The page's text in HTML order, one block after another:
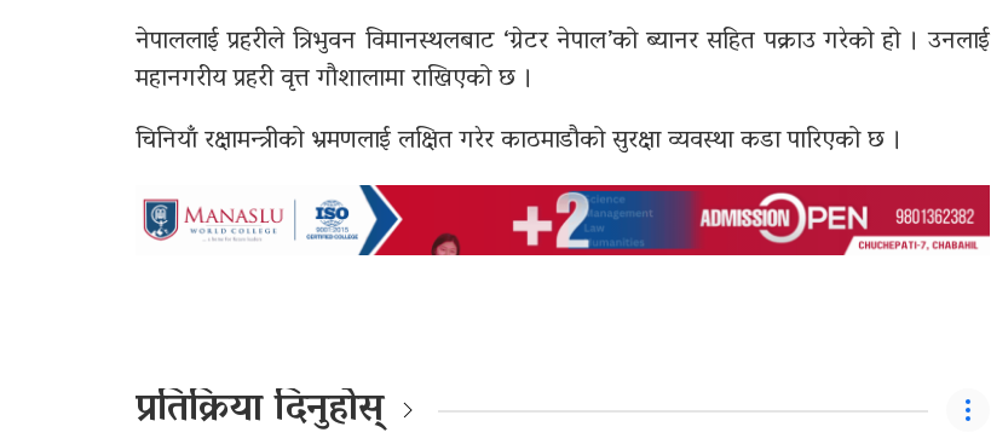
नेपाललाई प्रहरीले त्रिभुवन विमानस्थलबाट ‘ग्रेटर नेपाल’को ब्यानर सहित पक्राउ गरेको हो । उनलाई
महानगरीय प्रहरी वृत्त गौशालामा राखिएको छ ।
चिनियाँ रक्षामन्त्रीको भ्रमणलाई लक्षित गरेर काठमाडौको सुरक्षा व्यवस्था कडा पारिएको छ ।
प्रतिक्रिया दिनुहोस्